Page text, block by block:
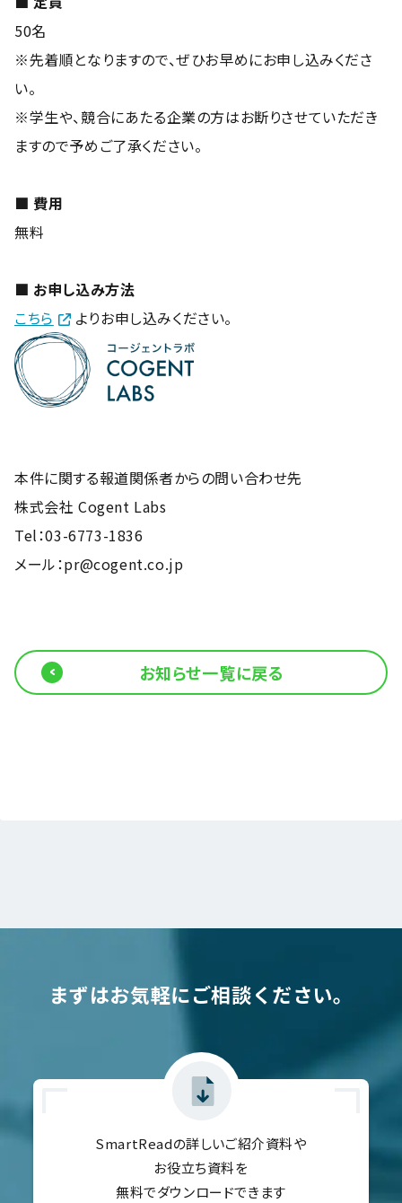
50名
※先着順となりますので、ぜひお早めにお申し込みくださ
い。
※学生や、競合にあたる企業の方はお断りさせていただき
ますので予めご了承ください。
■ 費用
無料
■ お申し込み方法
こちら
よりお申し込みください。
本件に関する報道関係者からの問い合わせ先
株式会社 Cogent Labs
Tel：03-6773-1836
メール：pr@cogent.co.jp
お知らせ一覧に戻る
まずはお気軽にご相談ください。
SmartReadの詳しいご紹介資料や
お役立ち資料を
無料でダウンロードできます